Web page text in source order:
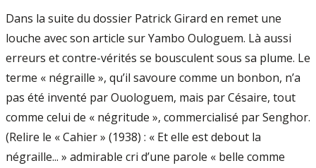
Dans la suite du dossier Patrick Girard en remet une
louche avec son article sur Yambo Ouloguem. Là aussi
erreurs et contre-vérités se bousculent sous sa plume. Le
terme « négraille », qu’il savoure comme un bonbon, n’a
pas été inventé par Ouologuem, mais par Césaire, tout
comme celui de « négritude », commercialisé par Senghor.
(Relire le « Cahier » (1938) : « Et elle est debout la
négraille... » admirable cri d’une parole « belle comme